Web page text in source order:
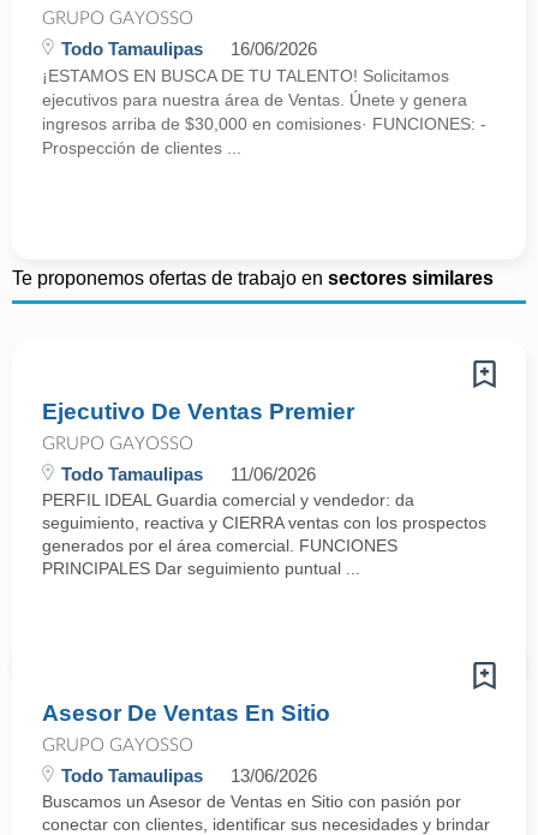
GRUPO GAYOSSO
Todo Tamaulipas 16/06/2026
¡ESTAMOS EN BUSCA DE TU TALENTO! Solicitamos
ejecutivos para nuestra área de Ventas. Únete y genera
ingresos arriba de $30,000 en comisiones· FUNCIONES: -
Prospección de clientes ...
Te proponemos ofertas de trabajo en sectores similares
Ejecutivo De Ventas Premier
GRUPO GAYOSSO
Todo Tamaulipas 11/06/2026
PERFIL IDEAL Guardia comercial y vendedor: da
seguimiento, reactiva y CIERRA ventas con los prospectos
generados por el área comercial. FUNCIONES
PRINCIPALES Dar seguimiento puntual ...
Asesor De Ventas En Sitio
GRUPO GAYOSSO
Todo Tamaulipas 13/06/2026
Buscamos un Asesor de Ventas en Sitio con pasión por
conectar con clientes, identificar sus necesidades y brindar